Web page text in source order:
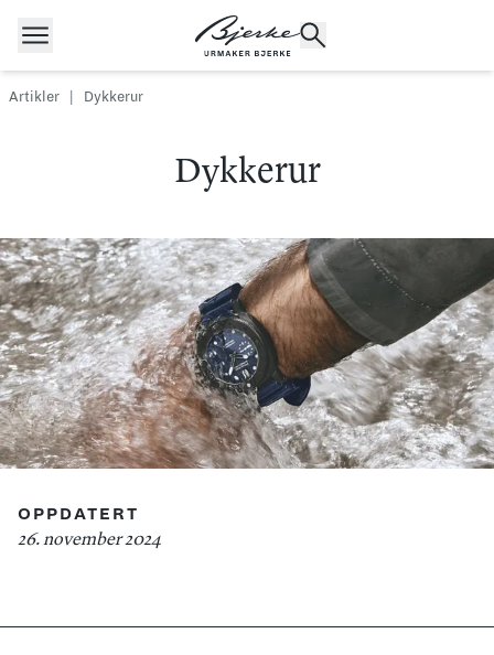
Hopp til innhold
Speedmaster Breitling Tag Heuer
Longines
Artikler Dykkerur
Dykkerur
OPPDATERT
26. november 2024